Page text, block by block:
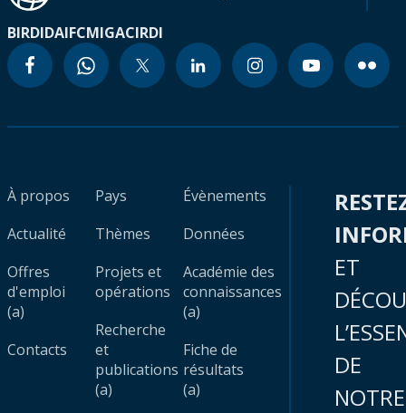
BIRDIDAIFCMIGACIRDI
À propos
Actualité
Offres
d'emploi
(a)
Contacts
Pays
Thèmes
Projets et
opérations
Recherche
et
publications
(a)
Évènements
Données
Académie des
connaissances
(a)
Fiche de
résultats
(a)
ET
DE
NOTRE